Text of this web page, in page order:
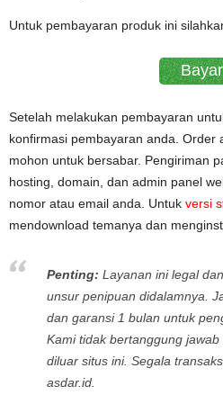
Untuk pembayaran produk ini
Bayar
Setelah melakukan pembayaran
konfirmasi pembayaran anda. Order
mohon untuk bersabar. Pengiriman
hosting, domain, dan admin panel
nomor atau email anda. Untuk versi
mendownload temanya dan
Penting: Layanan ini legal
unsur penipuan didalamnya.
dan garansi 1 bulan untuk
Kami tidak bertanggung
diluar situs ini. Segala
asdar.id.